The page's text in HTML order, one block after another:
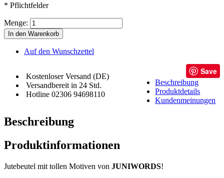
* Pflichtfelder
Menge:
In den Warenkorb
Auf den Wunschzettel
Kostenloser Versand (DE)
Versandbereit in 24 Std.
Hotline 02306 94698110
Save
Beschreibung
Produktdetails
Kundenmeinungen
Beschreibung
Produktinformationen
Jutebeutel mit tollen Motiven von JUNIWORDS!